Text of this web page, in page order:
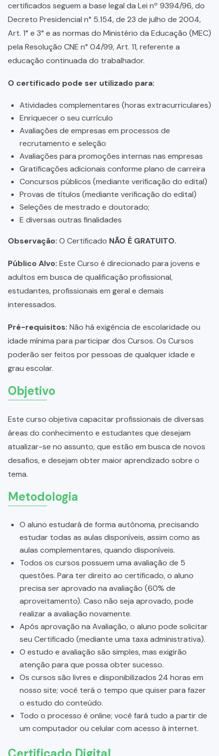
certificados seguem a base legal da Lei nº 9394/96, do
Decreto Presidencial n° 5.154, de 23 de julho de 2004,
Art. 1° e 3° e as normas do Ministério da Educação (MEC)
pela Resolução CNE n° 04/99, Art. 11, referente a
educação continuada do trabalhador.
O certificado pode ser utilizado para:
Atividades complementares (horas extracurriculares)
Enriquecer o seu currículo
Avaliações de empresas em processos de
recrutamento e seleção
Avaliações para promoções internas nas empresas
Gratificações adicionais conforme plano de carreira
Concursos públicos (mediante verificação do edital)
Provas de títulos (mediante verificação do edital)
Seleções de mestrado e doutorado;
E diversas outras finalidades
Observação: O Certificado NÃO É GRATUITO.
Público Alvo: Este Curso é direcionado para jovens e
adultos em busca de qualificação profissional,
estudantes, profissionais em geral e demais
interessados.
Pré-requisitos: Não há exigência de escolaridade ou
idade mínima para participar dos Cursos. Os Cursos
poderão ser feitos por pessoas de qualquer idade e
grau escolar.
Objetivo
Este curso objetiva capacitar profissionais de diversas
áreas do conhecimento e estudantes que desejam
atualizar-se no assunto, que estão em busca de novos
desafios, e desejam obter maior aprendizado sobre o
tema.
Metodologia
O aluno estudará de forma autônoma, precisando
estudar todas as aulas disponíveis, assim como as
aulas complementares, quando disponíveis.
Todos os cursos possuem uma avaliação de 5
questões. Para ter direito ao certificado, o aluno
precisa ser aprovado na avaliação (60% de
aproveitamento). Caso não seja aprovado, pode
realizar a avaliação novamente.
Após aprovação na Avaliação, o aluno pode solicitar
seu Certificado (mediante uma taxa administrativa).
O estudo e avaliação são simples, mas exigirão
atenção para que possa obter sucesso.
Os cursos são livres e disponibilizados 24 horas em
nosso site; você terá o tempo que quiser para fazer
o estudo do conteúdo.
Todo o processo é online; você fará tudo a partir de
um computador ou celular com acesso à internet.